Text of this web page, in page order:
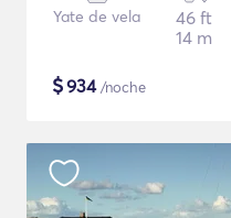
Yate de vela
46 ft
14 m
$934/noche